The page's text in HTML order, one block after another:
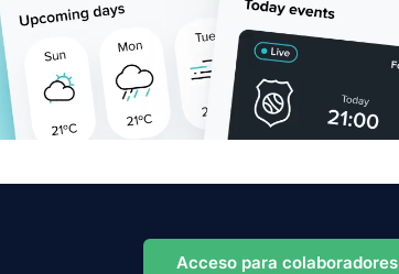
Acceso para colaboradores